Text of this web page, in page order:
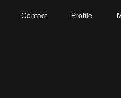
Contact Profile